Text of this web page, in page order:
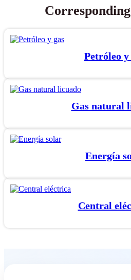
Petróleo y
Gas natural
Energía
Central